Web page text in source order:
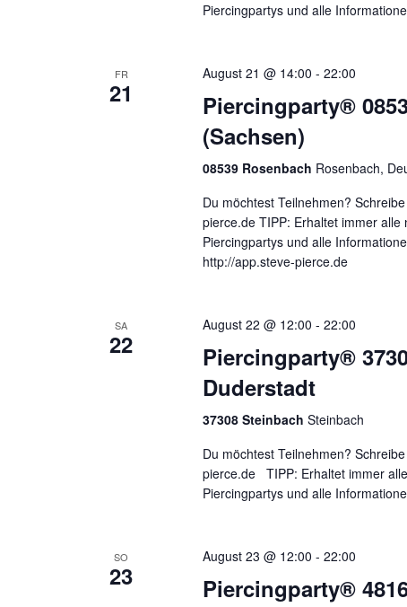
Piercingpartys und alle
FR
21
August 21 @ 14:00 -22:00
Piercingparty®
(Sachsen)
08539 Rosenbach Rosenbach,
Du möchtest Teilnehmen?
pierce.de TIPP: Erhaltet immer
Piercingpartys und alle
http://app.steve-pierce.de
SA
22
August 22 @ 12:00 -22:00
Piercingparty®
Duderstadt
37308 SteinbachSteinbach
Du möchtest Teilnehmen?
pierce.de TIPP: Erhaltet immer
Piercingpartys und alle
SO
23
August 23 @ 12:00 -22:00
Piercingparty®